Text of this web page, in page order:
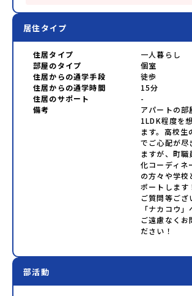
居住タイプ
住居タイプ
一人暮らし
部屋のタイプ
個室
住居からの通学手段
徒歩
住居からの通学時間
15分
住居のサポート
-
備考
アパートの部
1LDK程度を
ます。高校生
でご心配が尽
ますが、町職
化コーディネ
の方々や学校
ポートします
ご質問等ござ
「ナカコウ
ご遠慮なくお
ださい！
部活動